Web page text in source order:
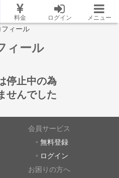
料金 ログイン メニュー
フィール
ィール
停止中の為
せんでした
会員サービス
無料登録
ログイン
お困りの方へ